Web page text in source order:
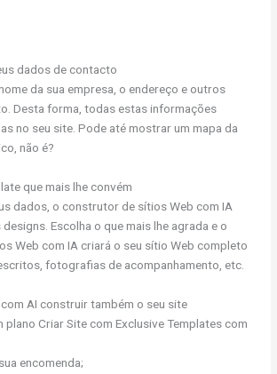
dados de contacto
da sua empresa, o endereço e outros
Desta forma, todas estas informações
no seu site. Pode até mostrar um mapa da
não é?
que mais lhe convém
dados, o construtor de sítios Web com IA
Escolha o que mais lhe agrada e o
Web com IA criará o seu sítio Web completo
fotografias de acompanhamento, etc.
AI construir também o seu site
plano Criar Site com Exclusive Templates com
encomenda;